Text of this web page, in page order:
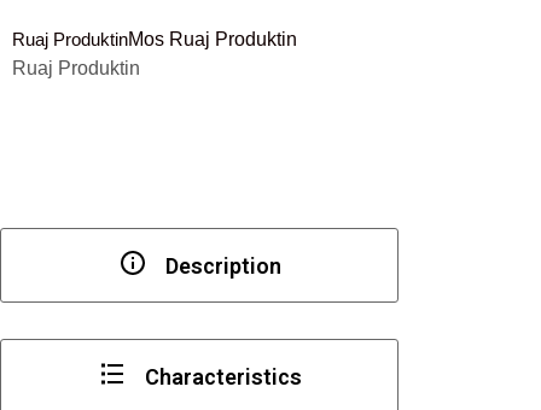
Mini
Sef
505
mm
Ruaj ProduktinMos Ruaj Produktin
Ruaj Produktin
Description
Characteristics